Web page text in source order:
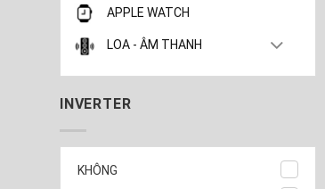
APPLE WATCH
LOA - ÂM THANH
INVERTER
KHÔNG